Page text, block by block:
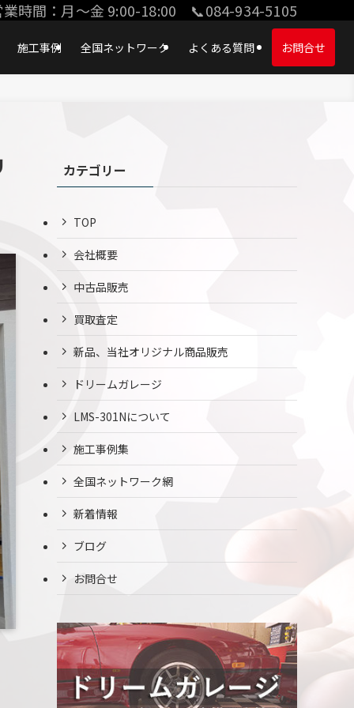
業時間：月〜金 9:00-18:00 📞084-934-5105
施工事例 全国ネットワーク よくある質問 お問合せ
カテゴリー
TOP
会社概要
中古品販売
買取査定
新品、当社オリジナル商品販売
ドリームガレージ
LMS-301Nについて
施工事例集
全国ネットワーク網
新着情報
ブログ
お問合せ